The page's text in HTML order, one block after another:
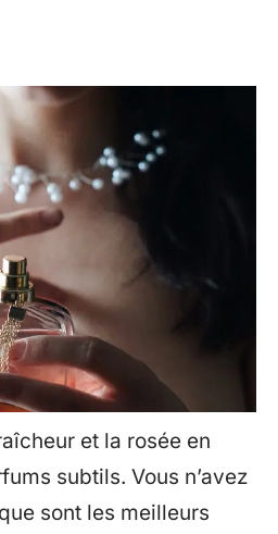
et la rosée en
subtils. Vous n’avez
sont les meilleurs